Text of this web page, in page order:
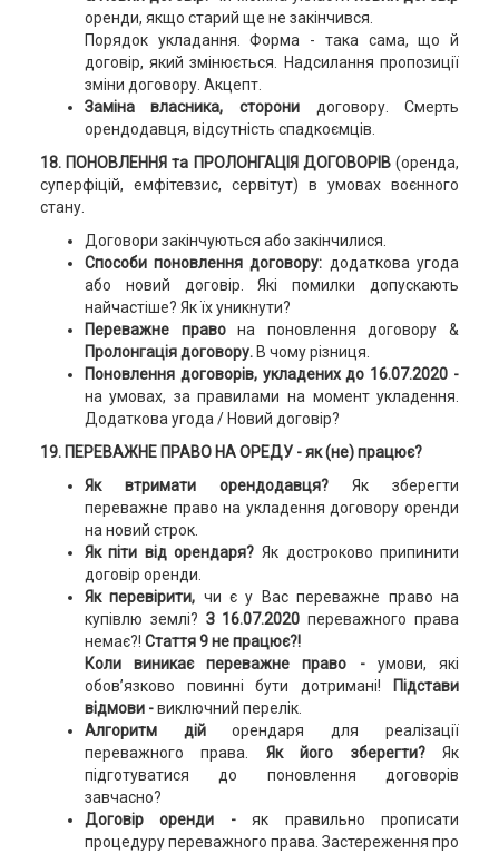
оренди, якщо старий ще не закінчився.
Порядок укладання. Форма - така сама, що й
договір, який змінюється. Надсилання пропозиції
зміни договору. Акцепт.
Заміна власника, сторонидоговору. Смерть
орендодавця, відсутність спадкоємців.
18. ПОНОВЛЕННЯ та ПРОЛОНГАЦІЯ ДОГОВОРІВ(оренда,
суперфіцій, емфітевзис, сервітут) в умовах воєнного
стану.
Договори закінчуються або закінчилися.
Способи поновлення договору: додаткова угода
або новий договір. Які помилки допускають
найчастіше? Як їх уникнути?
Переважне правона поновлення договору &
Пролонгація договору.В чому різниця.
Поновлення договорів, укладених до 16.07.2020 -
на умовах, за правилами на момент укладення.
Додаткова угода / Новий договір?
19. ПЕРЕВАЖНЕ ПРАВОНА ОРЕДУ -як (не) працює?
Як втримати орендодавця?Як зберегти
переважне право на укладення договору оренди
на новий строк.
Як піти від орендаря? Як достроково припинити
договір оренди.
Як перевірити, чи є у Вас переважне право на
купівлю землі? З 16.07.2020 переважного права
немає?! Стаття 9 не працює?!
Коли виникає переважне право - умови, які
обов’язково повинні бути дотримані!
Підстави
відмови -виключний перелік.
Алгоритм дійорендаря для реалізації
переважного права. Як його зберегти?
Як
підготуватися до поновлення договорів
завчасно?
Договір оренди -як правильно прописати
процедуру переважного права. Застереження про